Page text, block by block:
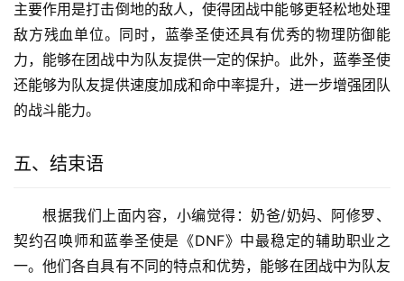
主要作用是打击倒地的敌人，使得团战中能够更轻松地处理
敌方残血单位。同时，蓝拳圣使还具有优秀的物理防御能
力，能够在团战中为队友提供一定的保护。此外，蓝拳圣使
还能够为队友提供速度加成和命中率提升，进一步增强团队
的战斗能力。
五、结束语
根据我们上面内容，小编觉得：奶爸/奶妈、阿修罗、
契约召唤师和蓝拳圣使是《DNF》中最稳定的辅助职业之
一。他们各自具有不同的特点和优势，能够在团战中为队友